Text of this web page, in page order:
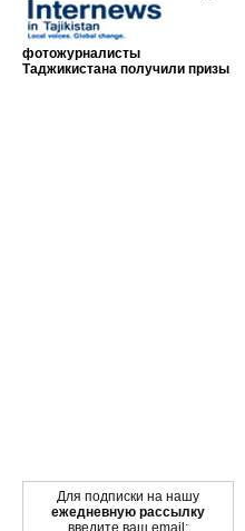
фотожурналисты
Таджикистана получили призы
Для подписки на нашу
ежедневную рассылку
введите ваш email: